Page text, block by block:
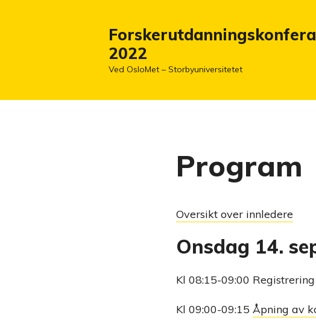
2022
Ved OsloMet – Storbyuniversitetet
Program
Oversikt over innledere
Onsdag 14.
Kl 08:15-09:00
Kl 09:00-09:15 Åpning av